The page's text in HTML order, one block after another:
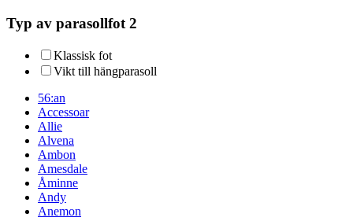
Typ av parasollfot 2
Klassisk fot
Vikt till hängparasoll
56:an
Accessoar
Allie
Alvena
Ambon
Amesdale
Åminne
Andy
Anemon